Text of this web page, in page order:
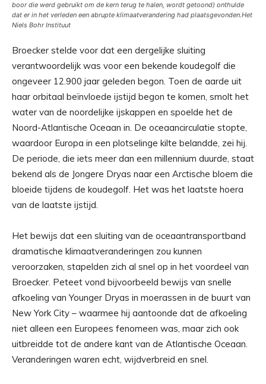
boor die werd gebruikt om de kern terug te halen, wordt getoond) onthulde
dat er in het verleden een abrupte klimaatverandering had plaatsgevonden.Het
Niels Bohr Instituut
Broecker stelde voor dat een dergelijke sluiting
verantwoordelijk was voor een bekende koudegolf die
ongeveer 12.900 jaar geleden begon. Toen de aarde uit
haar orbitaal beïnvloede ijstijd begon te komen, smolt het
water van de noordelijke ijskappen en spoelde het de
Noord-Atlantische Oceaan in. De oceaancirculatie stopte,
waardoor Europa in een plotselinge kilte belandde, zei hij.
De periode, die iets meer dan een millennium duurde, staat
bekend als de Jongere Dryas naar een Arctische bloem die
bloeide tijdens de koudegolf. Het was het laatste hoera
van de laatste ijstijd.
Het bewijs dat een sluiting van de oceaantransportband
dramatische klimaatveranderingen zou kunnen
veroorzaken, stapelden zich al snel op in het voordeel van
Broecker. Peteet vond bijvoorbeeld bewijs van snelle
afkoeling van Younger Dryas in moerassen in de buurt van
New York City – waarmee hij aantoonde dat de afkoeling
niet alleen een Europees fenomeen was, maar zich ook
uitbreidde tot de andere kant van de Atlantische Oceaan.
Veranderingen waren echt, wijdverbreid en snel.